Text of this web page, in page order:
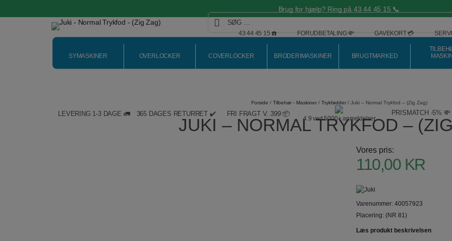
Brug for hjælp? Ring på 43 44 45 15 📞
4.9 ⭐️ baseret på over 5.700 Trustpilot anmeldelser! ✔️
LEVERING 1-3 DAGE 🚛 365 DAGES RETURRET ✔️ FRI FRAGT V. 399 📦
4.9 ved 5000+ anmeldelser
PRISMATCH -5% 💸
43 44 45 15 ☎️ FORUDBETALING 💸 GAVEKORT 💳
SYMASKINER OVERLOCKER COVERLOCKER BRODERIMASKINER BRUGTMARKED
Forside / Tilbehør - Maskiner/ Trykfødder/ Juki – Normal Trykfod – (Zig Zag)
JUKI – NORMAL TRYKFOD –
Vores pris:
110,00 KR
Varenummer: 40057923
Placering: (NR 81)
Læs produkt beskrivelsen